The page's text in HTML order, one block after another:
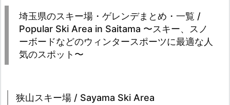
埼玉県のスキー場・ゲレンデまとめ・一覧 /
Popular Ski Area in Saitama 〜スキー、スノ
ーボードなどのウィンタースポーツに最適な人
気のスポット〜
狭山スキー場 / Sayama Ski Area